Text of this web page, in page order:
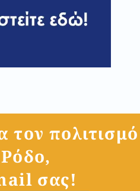
τον πολιτισμό
σας!